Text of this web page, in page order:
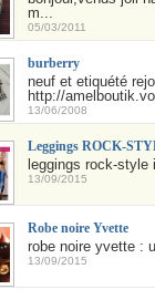
m...
05/03/2011
burberry
neuf et etiquété
http://
13/06/2008
Leggings ROCK-
leggings rock-
13/09/2015
Robe noire Yvette
robe noire yvette :
13/09/2015